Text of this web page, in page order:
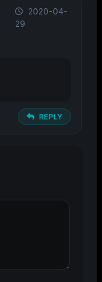
2020-04-
29
REPLY